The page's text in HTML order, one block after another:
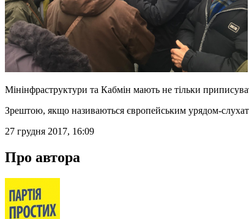
Мінінфраструктури та Кабмін мають не тільки
Зрештою, якщо називаються європейським урядом-
27 грудня 2017, 16:09
Про автора